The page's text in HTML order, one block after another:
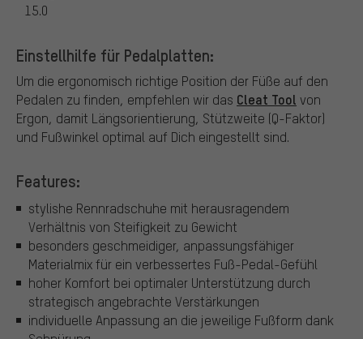
15.0
Einstellhilfe für Pedalplatten:
Um die ergonomisch richtige Position der Füße auf den
Pedalen zu finden, empfehlen wir das Cleat Tool von
Ergon, damit Längsorientierung, Stützweite (Q-Faktor)
und Fußwinkel optimal auf Dich eingestellt sind.
Features:
stylishe Rennradschuhe mit herausragendem
Verhältnis von Steifigkeit zu Gewicht
besonders geschmeidiger, anpassungsfähiger
Materialmix für ein verbessertes Fuß-Pedal-Gefühl
hoher Komfort bei optimaler Unterstützung durch
strategisch angebrachte Verstärkungen
individuelle Anpassung an die jeweilige Fußform dank